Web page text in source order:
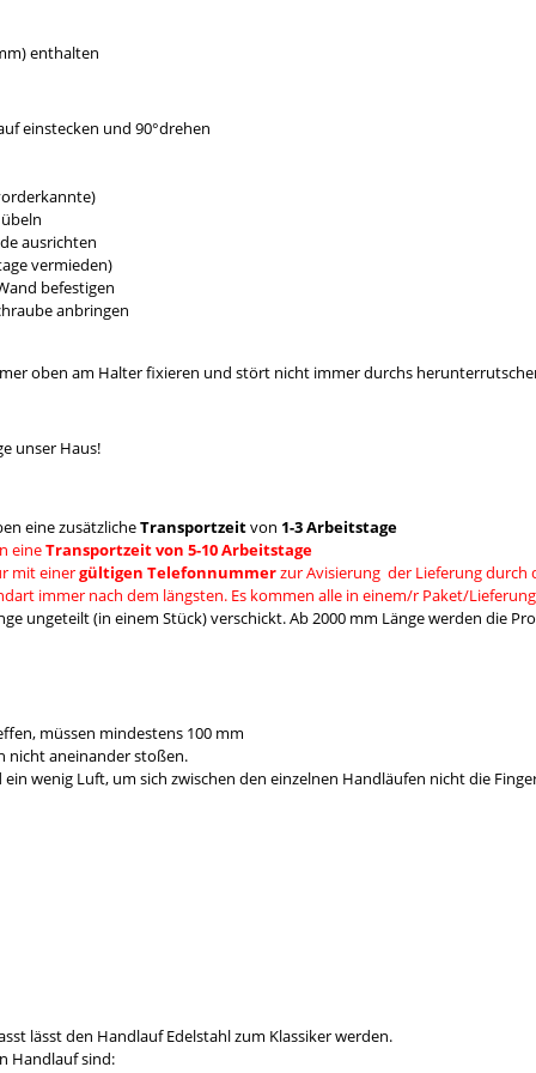
enthalten
einstecken und 90°drehen
ausrichten
vermieden)
befestigen
anbringen
oben am Halter fixieren und stört nicht immer durchs
unser Haus!
eine zusätzlicheTransportzeitvon 1-3 Arbeitstage
eineTransportzeit von 5-10 Arbeitstage
mit einergültigen Telefonnummerzur Avisierung der Lieferung durch
immer nach dem längsten. Es kommen alle in einem/r Paket/
ungeteilt (in einem Stück) verschickt. Ab 2000 mm Länge werden die
müssen mindestens 100 mm
nicht aneinander stoßen.
wenig Luft, um sich zwischen den einzelnen Handläufen nicht die
lässt den Handlauf Edelstahl zum Klassiker werden.
Handlauf sind: